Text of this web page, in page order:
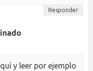
Responder
y leer por ejemplo